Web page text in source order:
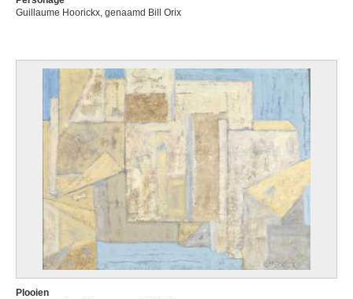
Guillaume Hoorickx, genaamd Bill Orix
Plooien